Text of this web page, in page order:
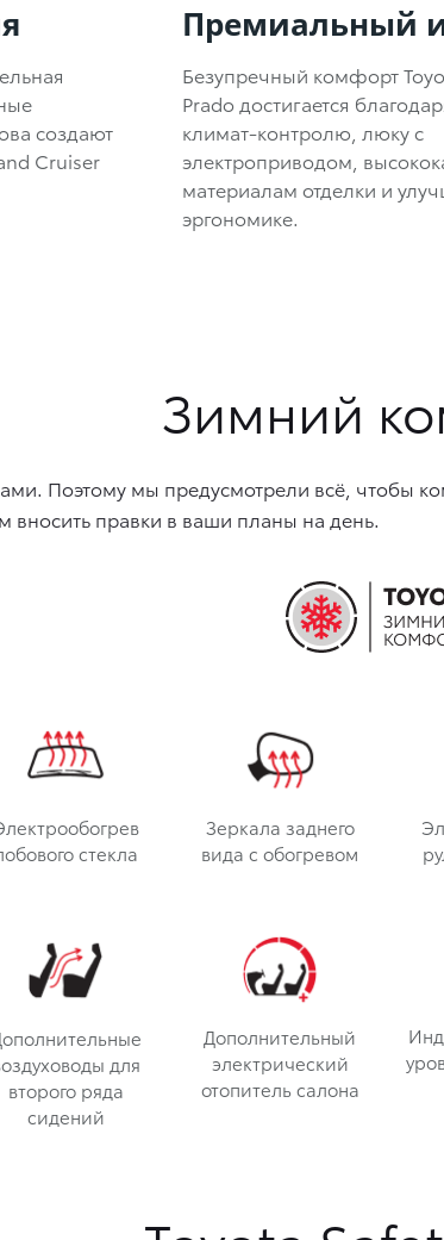
создают
Cruiser
Премиальный
Безупречный комфорт
Prado достигается
климат-контролю, люку с
электроприводом,
материалам отделки и
эргономике.
Зимний
Поэтому мы предусмотрели всё, чтобы
вносить правки в ваши планы на день.
стекла
Зеркала заднего
вида с обогревом
для
второго ряда
сидений
Дополнительный
электрический
отопитель салона